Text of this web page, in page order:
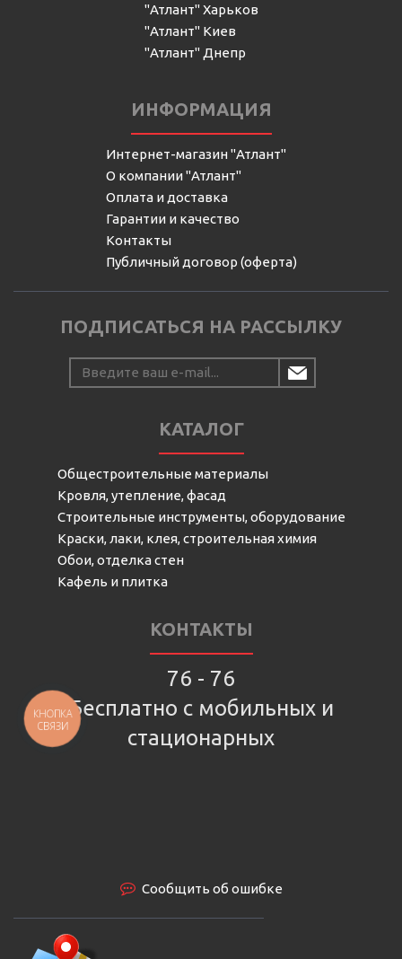
"Атлант" Харьков
"Атлант" Киев
"Атлант" Днепр
ИНФОРМАЦИЯ
Интернет-магазин "Атлант"
О компании "Атлант"
Оплата и доставка
Гарантии и качество
Контакты
Публичный договор (оферта)
ПОДПИСАТЬСЯ НА РАССЫЛКУ
КАТАЛОГ
Общестроительные материалы
Кровля, утепление, фасад
Строительные инструменты, оборудование
Краски, лаки, клея, строительная химия
Обои, отделка стен
Кафель и плитка
КОНТАКТЫ
76 - 76
Бесплатно с мобильных и
стационарных
Сообщить об ошибке
КНОПКА
СВЯЗИ